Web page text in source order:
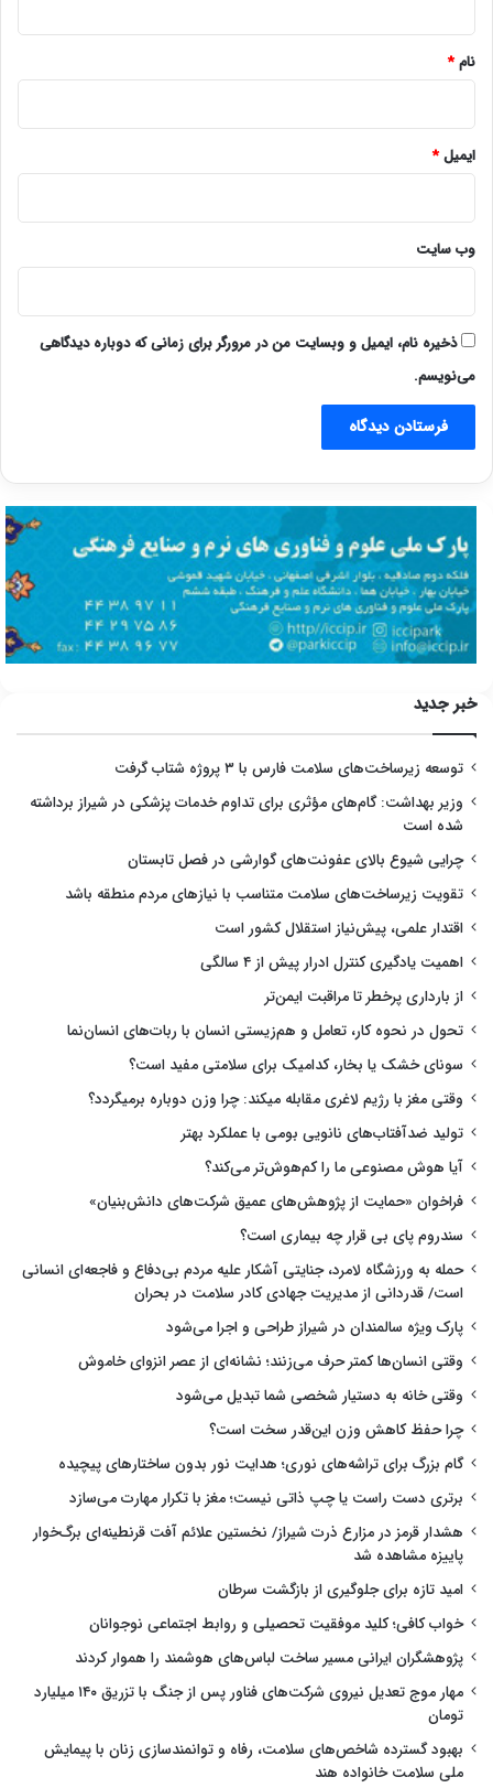
نام*
ایمیل*
وب‌ سایت
ذخیره نام، ایمیل و وبسایت من در مرورگر برای زمانی که دوباره دیدگاهی
می‌نویسم.
خبر جدید
توسعه زیرساخت‌های سلامت فارس با ۳ پروژه شتاب گرفت
وزیر بهداشت: گام‌های مؤثری برای تداوم خدمات پزشکی در شیراز برداشته
شده است
چرایی شیوع بالای عفونت‌های گوارشی در فصل تابستان
تقویت زیرساخت‌های سلامت متناسب با نیازهای مردم منطقه باشد
اقتدار علمی، پیش‌نیاز استقلال کشور است
اهمیت یادگیری کنترل ادرار پیش از ۴ سالگی
از بارداری پرخطر تا مراقبت ایمن‌تر
تحول در نحوه کار، تعامل و هم‌زیستی انسان با ربات‌های انسان‌نما
سونای خشک یا بخار، کدامیک برای سلامتی مفید است؟
وقتی مغز با رژیم لاغری مقابله میکند: چرا وزن دوباره برمیگردد؟
تولید ضدآفتاب‌های نانویی بومی با عملکرد بهتر
آیا هوش مصنوعی ما را کم‌هوش‌تر می‌کند؟
فراخوان «حمایت از پژوهش‌های عمیق شرکت‌های دانش‌بنیان»
سندروم پای بی قرار چه بیماری است؟
حمله به ورزشگاه لامرد، جنایتی آشکار علیه مردم بی‌دفاع و فاجعه‌ای انسانی
است/ قدردانی از مدیریت جهادی کادر سلامت در بحران
پارک ویژه سالمندان در شیراز طراحی و اجرا می‌شود
وقتی انسان‌ها کمتر حرف می‌زنند؛ نشانه‌ای از عصر انزوای خاموش
وقتی خانه به دستیار شخصی شما تبدیل می‌شود
چرا حفظ کاهش وزن این‌قدر سخت است؟
گام بزرگ برای تراشه‌های نوری؛ هدایت نور بدون ساختارهای پیچیده
برتری دست راست یا چپ ذاتی نیست؛ مغز با تکرار مهارت می‌سازد
هشدار قرمز در مزارع ذرت شیراز/ نخستین علائم آفت قرنطینه‌ای برگ‌خوار
پاییزه مشاهده شد
امید تازه برای جلوگیری از بازگشت سرطان
خواب کافی؛ کلید موفقیت تحصیلی و روابط اجتماعی نوجوانان
پژوهشگران ایرانی مسیر ساخت لباس‌های هوشمند را هموار کردند
مهار موج تعدیل نیروی شرکت‌های فناور پس از جنگ با تزریق ۱۴۰ میلیارد
تومان
بهبود گسترده شاخص‌های سلامت، رفاه و توانمندسازی زنان با پیمایش
ملی سلامت خانواده هند